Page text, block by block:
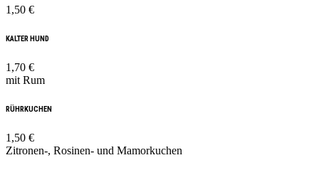
1,50 €
KALTER HUND
1,70 €
mit Rum
RÜHRKUCHEN
1,50 €
Zitronen-, Rosinen- und Mamorkuchen